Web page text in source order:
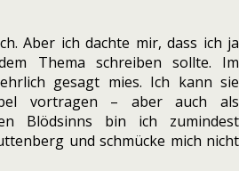
Aber ich dachte mir, dass ich ja
Thema schreiben sollte. Im
gesagt mies. Ich kann sie
vortragen – aber auch als
Blödsinns bin ich zumindest
und schmücke mich nicht